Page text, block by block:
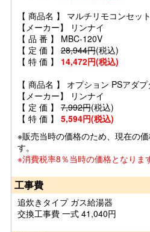
【 商品名 】 マルチリモコンセット
【メーカー】 リンナイ
【 品 番 】 MBC-120V
【 定 価 】 28,944円(税込)
【 特 価 】 14,472円(税込)
【 商品名 】 オプション PSアダプ
【メーカー】 リンナイ
【 定 価 】 7,992円(税込)
【 特 価 】 5,594円(税込)
※販売当時の価格のため、現在の
す。
※消費税率8％当時の価格となりま
工事費
追炊きタイプ ガス給湯器
交換工事費 一式 41,040円